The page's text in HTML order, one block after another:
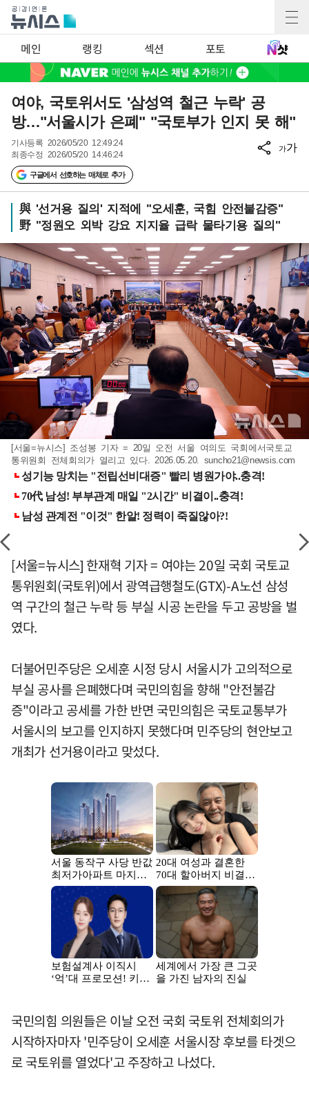
메인 랭킹 섹션 포토
여야, 국토위서도 '삼성역 철근 누락' 공
방…"서울시가 은폐" "국토부가 인지 못 해"
기사등록 2026/05/20 12:49:24
최종수정 2026/05/20 14:46:24
구글에서 선호하는 매체로 추가
가가
與 '선거용 질의' 지적에 "오세훈, 국힘 안전불감증"
野 "정원오 외박 강요 지지율 급락 물타기용 질의"
[서울=뉴시스] 조성봉 기자 = 20일 오전 서울 여의도 국회에서국토교
통위원회 전체회의가 열리고 있다. 2026.05.20. suncho21@newsis.com
[서울=뉴시스] 한재혁 기자 = 여야는 20일 국회 국토교
통위원회(국토위)에서 광역급행철도(GTX)-A노선 삼성
역 구간의 철근 누락 등 부실 시공 논란을 두고 공방을 벌
였다.
더불어민주당은 오세훈 시정 당시 서울시가 고의적으로
부실 공사를 은폐했다며 국민의힘을 향해 "안전불감
증"이라고 공세를 가한 반면 국민의힘은 국토교통부가
서울시의 보고를 인지하지 못했다며 민주당의 현안보고
개최가 선거용이라고 맞섰다.
국민의힘 의원들은 이날 오전 국회 국토위 전체회의가
시작하자마자 '민주당이 오세훈 서울시장 후보를 타겟으
로 국토위를 열었다'고 주장하고 나섰다.